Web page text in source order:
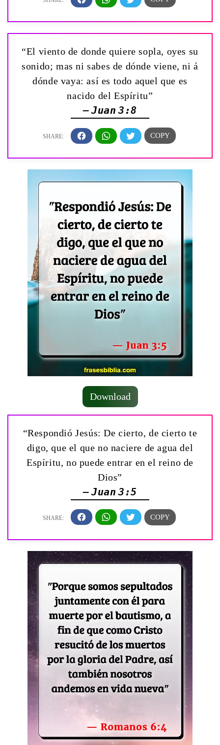
“El viento de donde quiere sopla, oyes su
sonido; mas ni sabes de dónde viene, ni á
dónde vaya: así es todo aquel que es
nacido del Espíritu”
— Juan 3:8
Download
“Respondió Jesús: De cierto, de cierto te
digo, que el que no naciere de agua del
Espíritu, no puede entrar en el reino de
Dios”
— Juan 3:5